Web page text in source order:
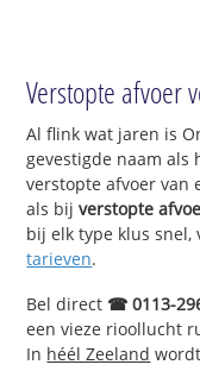
Verstopte afvoer
Al flink wat jaren is
gevestigde naam als
verstopte afvoer van
als bijverstopte
bij elk type klus snel,
tarieven.
Bel direct ☎ 0113-
een vieze rioollucht
In héél Zeeland